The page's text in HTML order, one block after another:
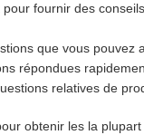
fournir des
que vous pouvez
répondues
relatives de
obtenir les la